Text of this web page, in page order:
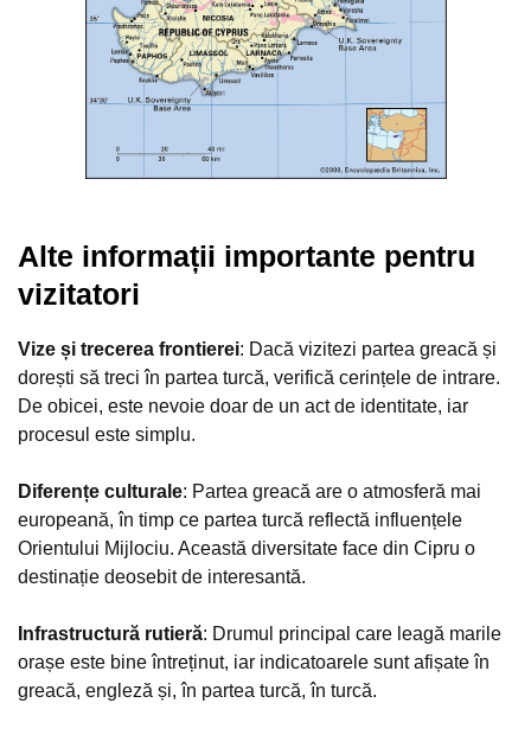
Alte informații importante pentru
vizitatori
Vize și trecerea frontierei: Dacă vizitezi partea greacă și
dorești să treci în partea turcă, verifică cerințele de intrare.
De obicei, este nevoie doar de un act de identitate, iar
procesul este simplu.
Diferențe culturale: Partea greacă are o atmosferă mai
europeană, în timp ce partea turcă reflectă influențele
Orientului Mijlociu. Această diversitate face din Cipru o
destinație deosebit de interesantă.
Infrastructură rutieră: Drumul principal care leagă marile
orașe este bine întreținut, iar indicatoarele sunt afișate în
greacă, engleză și, în partea turcă, în turcă.